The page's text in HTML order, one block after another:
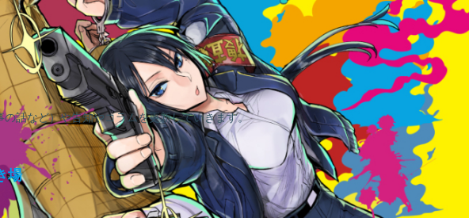
話など）や告知やコラムを更新していきます。
場